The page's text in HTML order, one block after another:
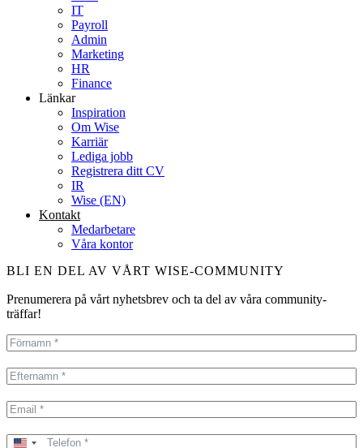
IT
Payroll
Admin
Marketing
HR
Finance
Länkar
Inspiration
Om Wise
Karriär
Lediga jobb
Registrera ditt CV
IR
Wise (EN)
Kontakt
Medarbetare
Våra kontor
BLI EN DEL AV VÅRT WISE-COMMUNITY
Prenumerera på vårt nyhetsbrev och ta del av våra community-
träffar!
United